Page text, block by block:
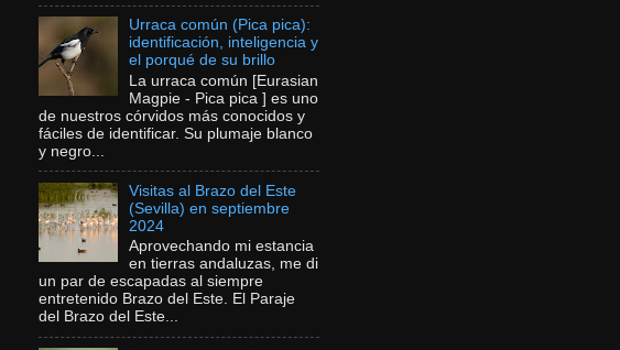
Urraca común (Pica pica):
identificación, inteligencia y
el porqué de su brillo
La urraca común [Eurasian
Magpie - Pica pica ] es uno
de nuestros córvidos más conocidos y
fáciles de identificar. Su plumaje blanco
y negro...
Visitas al Brazo del Este
(Sevilla) en septiembre
2024
Aprovechando mi estancia
en tierras andaluzas, me di
un par de escapadas al siempre
entretenido Brazo del Este. El Paraje
del Brazo del Este...